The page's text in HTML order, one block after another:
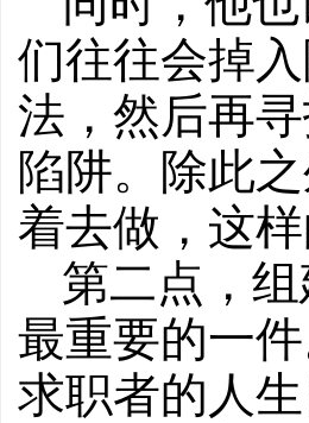
们往往会掉
法，然后再
陷阱。除此
着去做，这
第二点，
最重要的一
求职者的人